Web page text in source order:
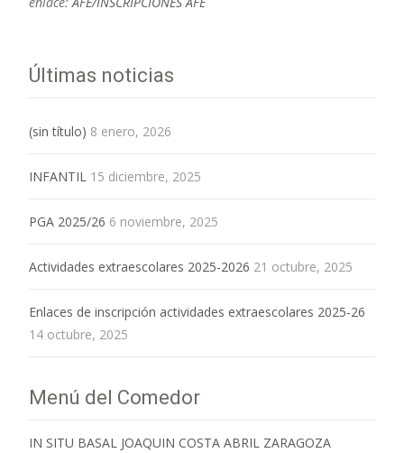
Últimas noticias
(sin título) 8 enero, 2026
INFANTIL 15 diciembre, 2025
PGA 2025/26 6 noviembre, 2025
Actividades extraescolares 2025-2026 21 octubre, 2025
Enlaces de inscripción actividades extraescolares 2025-26
14 octubre, 2025
Menú del Comedor
IN SITU BASAL JOAQUIN COSTA ABRIL ZARAGOZA